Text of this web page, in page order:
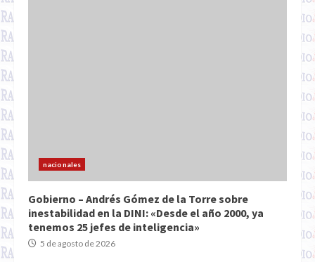
nacionales
Gobierno – Andrés Gómez de la Torre sobre
inestabilidad en la DINI: «Desde el año 2000, ya
tenemos 25 jefes de inteligencia»
5 de agosto de 2026